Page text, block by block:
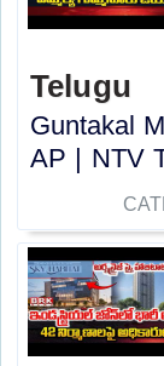
Telugu
Guntakal
AP | NTV